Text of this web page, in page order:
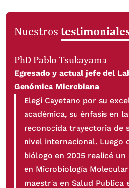
Nuestros
PhD Pablo Tsukayama
Egresado y actual jefe del
Genómica Microbiana
Elegí Cayetano por su
académica, su énfasis en
reconocida trayectoria de
nivel internacional. Luego
biólogo en 2005 realicé
en Microbiología Molecular
maestría en Salud Pública